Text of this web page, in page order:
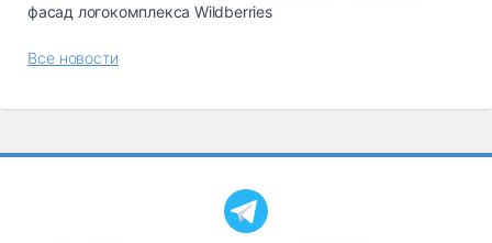
фасад логокомплекса Wildberries
Все новости